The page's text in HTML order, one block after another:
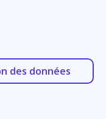
des données